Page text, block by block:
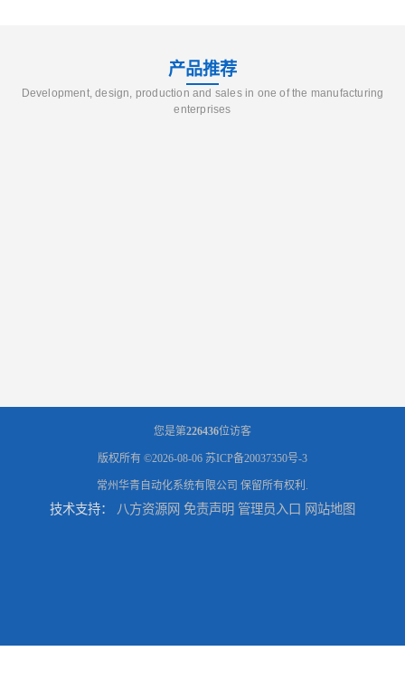
产品推荐
Development, design, production and sales in one of the manufacturing
enterprises
您是第226436位访客
版权所有 ©2026-08-06 苏ICP备20037350号-3
常州华青自动化系统有限公司 保留所有权利.
技术支持： 八方资源网 免责声明 管理员入口 网站地图